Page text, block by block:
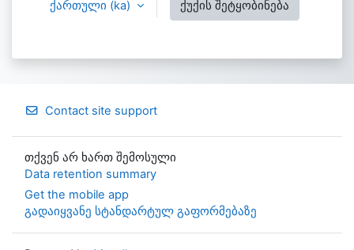
ქართული ‎(ka)‎ ქუქის შეტყობინება
Contact site support
თქვენ არ ხართ შემოსული
Data retention summary
Get the mobile app
გადაიყვანე სტანდარტულ გაფორმებაზე